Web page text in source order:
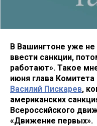
В Вашингтоне уже
ввести санкции,
работают». Такое
июня глава
Василий Пискарев,
американских
Всероссийского
«Движение первых».